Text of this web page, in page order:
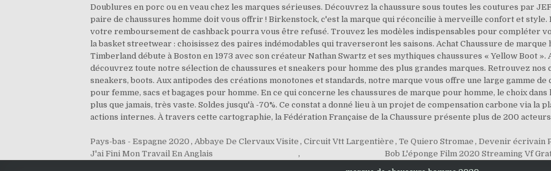
Doublures en porc ou en veau chez les marques sérieuses. Découvrez la chaussure sous toutes les coutures par
paire de chaussures homme doit vous offrir ! Birkenstock, c'est la marque qui réconcilie à merveille confort et style.
votre remboursement de cashback pourra vous être refusé. Trouvez les modèles indispensables pour compléter
la basket streetwear : choisissez des paires indémodables qui traverseront les saisons. Achat Chaussure de marque
Timberland débute à Boston en 1973 avec son créateur Nathan Swartz et ses mythiques chaussures « Yellow Boot ».
découvrez toute notre sélection de chaussures et sneakers pour homme des plus grandes marques. Retrouvez nos
sneakers, boots. Aux antipodes des créations monotones et standards, notre marque vous offre une large gamme
pour femme, sacs et bagages pour homme. En ce qui concerne les chaussures de marque pour homme, le choix
plus que jamais, très vaste. Soldes jusqu'à -70%. Ce constat a donné lieu à un projet de compensation carbone via la
actions internes. À travers cette cartographie, la Fédération Française de la Chaussure présente plus de 200
Pays-bas - Espagne 2020 , Abbaye De Clervaux Visite , Circuit Vtt Largentière , Te Quiero Stromae , Devenir écrivain
J'ai Fini Mon Travail En Anglais
, Bob L'éponge Film 2020 Streaming Vf